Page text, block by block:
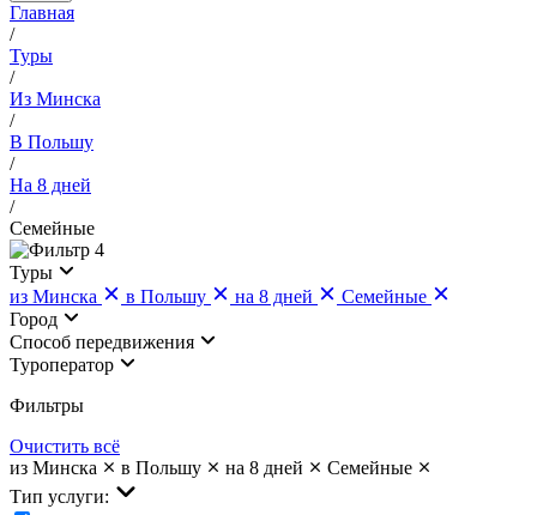
Главная
/
Туры
/
Из Минска
/
В Польшу
/
На 8 дней
/
Семейные
4
Туры
из Минска
в Польшу на 8 дней
Семейные
Город
Cпособ передвижения
Туроператор
Фильтры
Очистить всё
из Минска
в Польшу на 8 дней
Семейные
Тип услуги: